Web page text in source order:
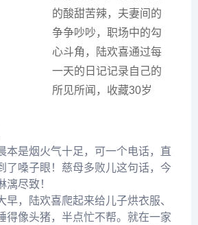
的酸甜苦辣，夫妻间的
争争吵吵，职场中的勾
心斗角，陆欢喜通过每
一天的日记记录自己的
所见所闻，收藏30岁
本是烟火气十足，可一个电话，直
了嗓子眼！慈母多败儿这句话，今
尽致！
早，陆欢喜爬起来给儿子烘衣服、
得像头猪，半点忙不帮。就在一家